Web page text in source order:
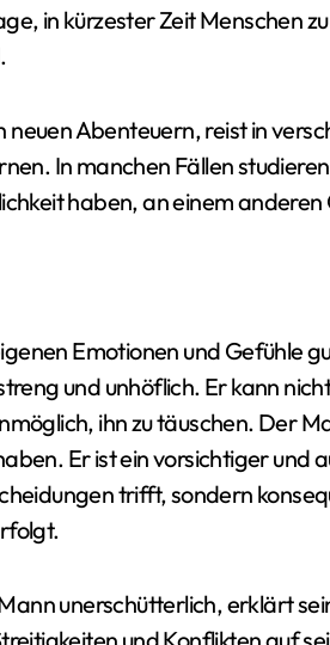
in kürzester Zeit Menschen
Abenteuern, reist in
In manchen Fällen
haben, an einem
Emotionen und Gefühle
und unhöflich. Er kann
ihn zu täuschen. Der
Er ist ein vorsichtiger und
trifft, sondern
unerschütterlich, erklärt